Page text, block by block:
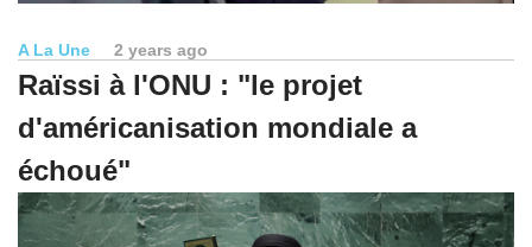
A La Une 2 years ago
Raïssi à l'ONU : "le projet
d'américanisation mondiale a
échoué"